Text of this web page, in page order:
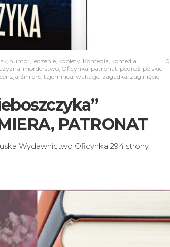
0
, humor, jedzenie, kobiety, Komedia, komedia
, morderstwo, Oficynka, patronat, podróż, polskie
, śmierć, tajemnica, wakacje, zagadka, zaginięcie
PATRONAT
Wydawnictwo Oficynka 294 strony,